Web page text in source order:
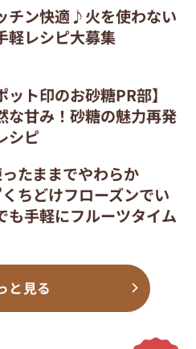
チン快適♪火を使わない
軽レシピ大募集
ット印のお砂糖PR部】
な甘み！砂糖の魅力再発
シピ
たままでやわらか
ちどけフローズンでい
も手軽にフルーツタイム
と見る